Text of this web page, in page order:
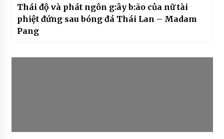
Thái độ và phát ngôn g:ây b:ão của nữ tài
phiệt đứng sau bóng đá Thái Lan – Madam
Pang